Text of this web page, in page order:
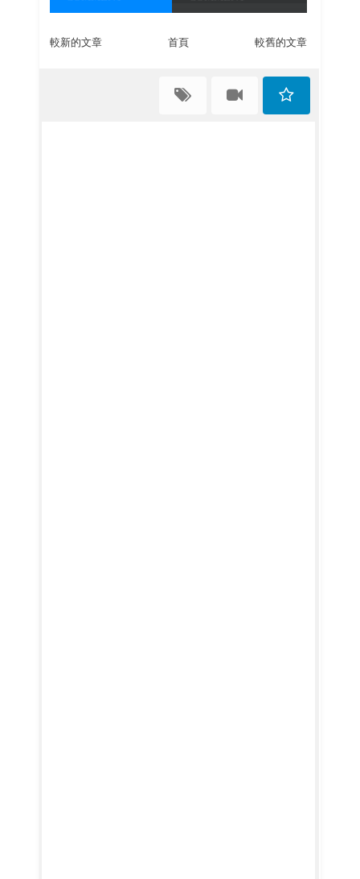
較新的文章 較舊的文章
首頁